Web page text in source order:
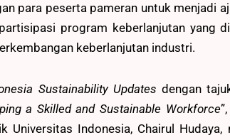
para peserta pameran untuk menjadi
program keberlanjutan yang
keberlanjutan industri.
Sustainability Updates dengan
a Skilled and Sustainable Workforce
Universitas Indonesia, Chairul